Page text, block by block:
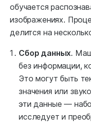
обучается
изображениях.
делится на
Сбор данных.
без информации,
Это могут быть
значения или
эти данные —
исследует и